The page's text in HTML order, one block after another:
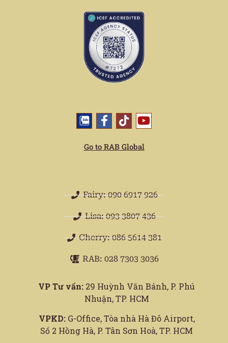
Go to RAB Global
Fairy: 090 6917 926
Lisa: 093 3807 436
Cherry: 086 5614 381
RAB: 028 7303 3036
VP Tư vấn: 29 Huỳnh Văn Bánh, P. Phú
Nhuận, TP. HCM
VPKD:G-Office, Tòa nhà Hà Đô Airport,
Số 2 Hồng Hà, P. Tân Sơn Hoà, TP. HCM